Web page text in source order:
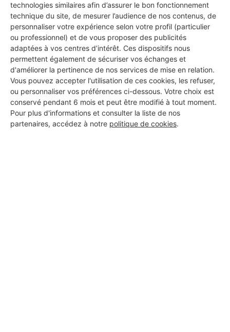
technologies similaires afin d’assurer le bon fonctionnement
technique du site, de mesurer l’audience de nos contenus, de
personnaliser votre expérience selon votre profil (particulier
ou professionnel) et de vous proposer des publicités
adaptées à vos centres d’intérêt. Ces dispositifs nous
permettent également de sécuriser vos échanges et
d'améliorer la pertinence de nos services de mise en relation.
Vous pouvez accepter l'utilisation de ces cookies, les refuser,
ou personnaliser vos préférences ci-dessous. Votre choix est
conservé pendant 6 mois et peut être modifié à tout moment.
Pour plus d'informations et consulter la liste de nos
partenaires, accédez à notre politique de cookies.
professionnels partout en France.
DEMANDER UN DEVIS